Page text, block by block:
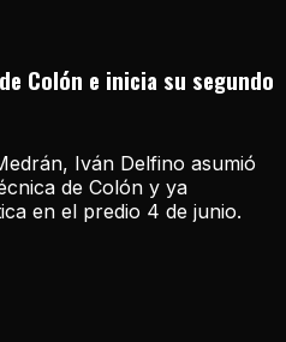
Colón e inicia su segundo
Iván Delfino asumió
de Colón y ya
en el predio 4 de junio.